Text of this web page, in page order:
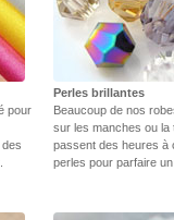
pour
Perles brillantes
Beaucoup de nos
sur les manches ou la
passent des heures à
perles pour parfaire